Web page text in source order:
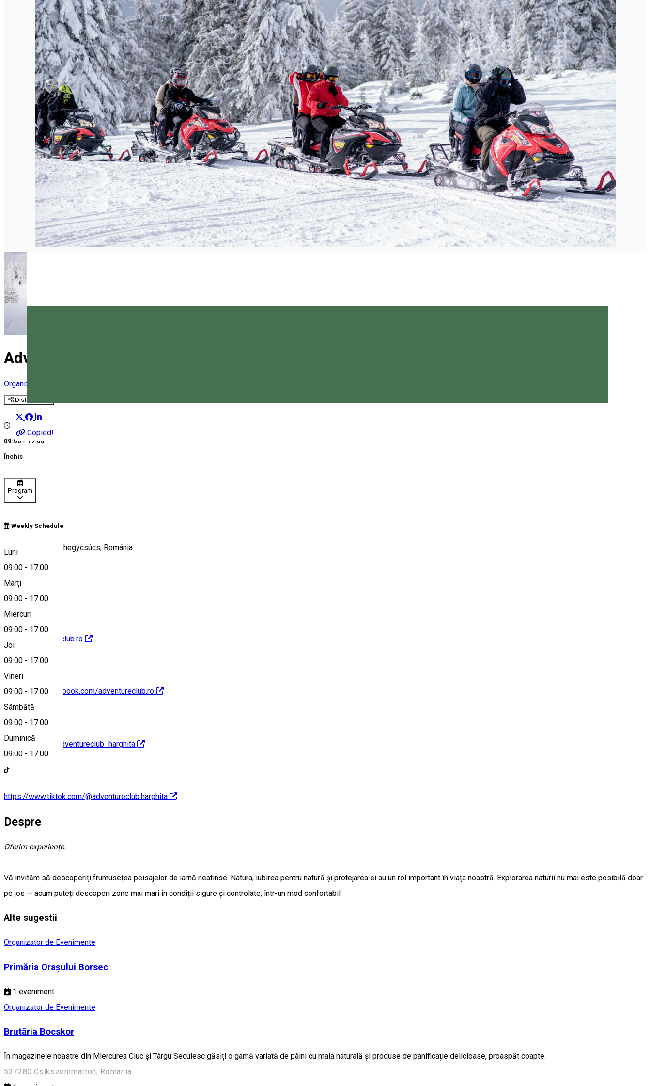
English
Închirieri de biciclete
Adventure Club Hargita
Organizator de Evenimente
Distribuie
Copied!
09:00 - 17:00
Închis
Program
Weekly Schedule
Luni
09:00 - 17:00
Marți
09:00 - 17:00
Miercuri
09:00 - 17:00
Joi
09:00 - 17:00
Vineri
09:00 - 17:00
Sâmbătă
09:00 - 17:00
Duminică
09:00 - 17:00
Madarasi Hargita hegycsúcs, Románia
Hartă
http://adventure-club.ro
https://www.facebook.com/adventureclub.ro
instagram.com/adventureclub_harghita
https://www.tiktok.com/@adventureclub.harghita
Despre
Oferim experiențe.
Vă invităm să descoperiți frumusețea peisajelor de iarnă neatinse. Natura, iubirea pentru natură și protejarea ei au un rol important în viața noastră. Explorarea naturii nu mai este posibilă doar
pe jos — acum puteți descoperi zone mai mari în condiții sigure și controlate, într-un mod confortabil.
Alte sugestii
Organizator de Evenimente
Primăria Orașului Borsec
1 eveniment
Organizator de Evenimente
Brutăria Bocskor
În magazinele noastre din Miercurea Ciuc și Târgu Secuiesc găsiți o gamă variată de pâini cu maia naturală și produse de panificație delicioase, proaspăt coapte.
537280 Csíkszentmárton, Románia